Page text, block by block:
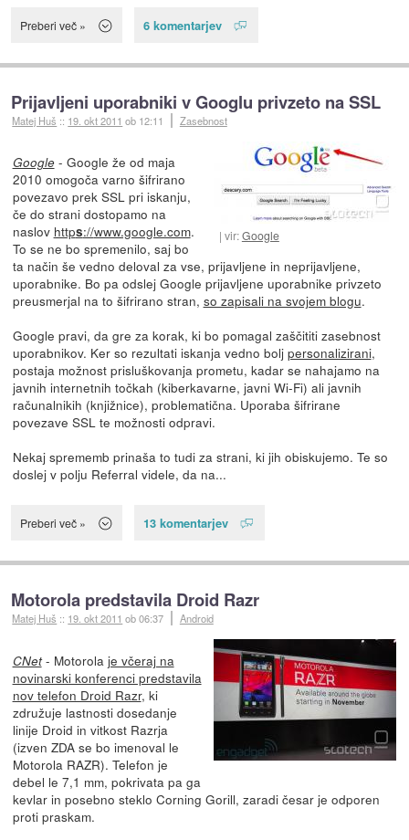
Preberi več » 6 komentarjev
Prijavljeni uporabniki v Googlu privzeto na SSL
Matej Huš :: 19. okt 2011 ob 12:11 Zasebnost
vir:Google
Google- Google že od maja
2010 omogoča varno šifrirano
povezavo prek SSL pri iskanju,
če do strani dostopamo na
naslov https://www.google.com.
To se ne bo spremenilo, saj bo
ta način še vedno deloval za vse, prijavljene in neprijavljene,
uporabnike. Bo pa odslej Google prijavljene uporabnike privzeto
preusmerjal na to šifrirano stran, so zapisali na svojem blogu.
Google pravi, da gre za korak, ki bo pomagal zaščititi zasebnost
uporabnikov. Ker so rezultati iskanja vedno bolj personalizirani,
postaja možnost prisluškovanja prometu, kadar se nahajamo na
javnih internetnih točkah (kiberkavarne, javni Wi-Fi) ali javnih
računalnikih (knjižnice), problematična. Uporaba šifrirane
povezave SSL te možnosti odpravi.
Nekaj sprememb prinaša to tudi za strani, ki jih obiskujemo. Te so
doslej v polju Referral videle, da na...
Preberi več » 13 komentarjev
Motorola predstavila Droid Razr
Matej Huš :: 19. okt 2011 ob 06:37 Android
CNet- Motorola je včeraj na
novinarski konferenci predstavila
nov telefon Droid Razr, ki
združuje lastnosti dosedanje
linije Droid in vitkost Razrja
(izven ZDA se bo imenoval le
Motorola RAZR). Telefon je
debel le 7,1 mm, pokrivata pa ga
kevlar in posebno steklo Corning Gorill, zaradi česar je odporen
proti praskam.